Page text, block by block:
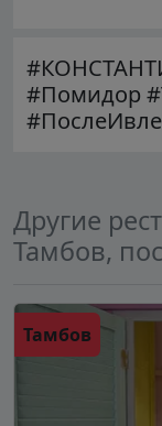
#Помидор
Другие
Тамбов,
Тамбов